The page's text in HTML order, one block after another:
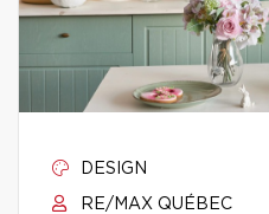
DESIGN
RE/MAX QUÉBEC